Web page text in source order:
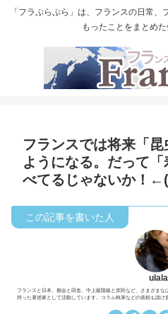
「フラぷらぷら」は、フランスの日常
もったことをまとめ
フランスでは将来「
ようになる。だって
べてるじゃないか！
ulala
フランスと日本、都会と田舎、中上級階級と庶民など、さまざま
持った著述家として活動しています。コラム執筆などの依頼も請け